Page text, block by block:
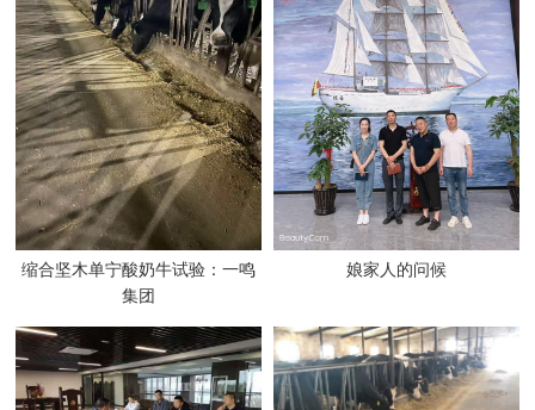
缩合坚木单宁酸奶牛试验：一鸣
集团
娘家人的问候